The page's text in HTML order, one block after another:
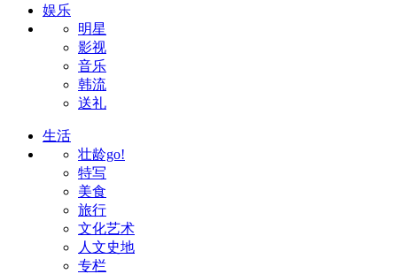
娱乐
明星
影视
音乐
韩流
送礼
生活
壮龄go!
特写
美食
旅行
文化艺术
人文史地
专栏